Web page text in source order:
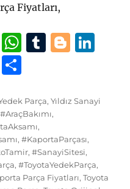
Fiyatları,
Pi
n
te
W
s
A
p
p
T
bl
r
B
g e
n
T
a
re
Parça,Yıldız Sanayi
#AraçBakımı,
,
,#KaportaParçası,
,#SanayiSitesi,
,#ToyotaYedekParça,
Parça Fiyatları,Toyota